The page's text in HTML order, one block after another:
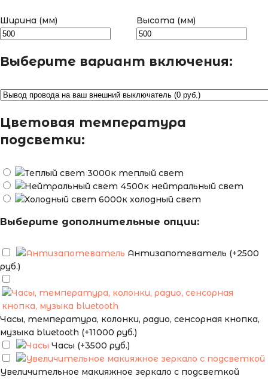
Ширина (мм) Высота (мм)
Выберите вариант включения:
Цветовая температура
подсветки:
теплый свет
нейтральный свет
холодный свет
Выберите дополнительные опции:
Антизапотеватель (+2500
руб.)
Часы, температура, колонки, радио, сенсорная кнопка,
музыка bluetooth (+11000 руб.)
Часы (+3500 руб.)
Увеличительное макияжное зеркало с подсветкой